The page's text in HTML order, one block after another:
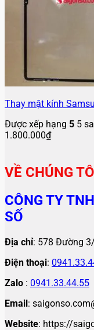
Thay mặt kính
Được xếp hạng 5 5
1.800.000₫
VỀ CHÚNG
CÔNG TY
SỐ
Địa chỉ: 578 Đường
Điện thoại:
Zalo : 0941.33.44.55
Email:
Website: https://